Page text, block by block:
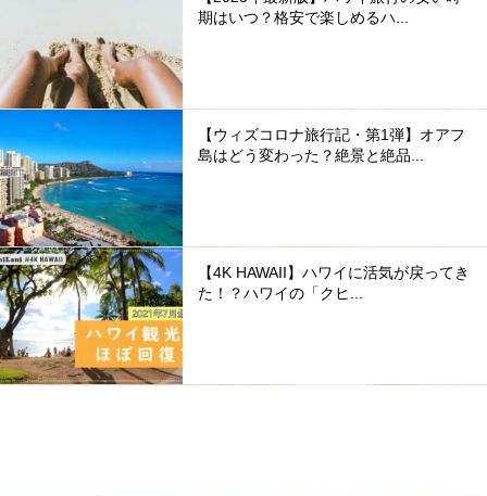
期はいつ？格安で楽しめるハ...
【ウィズコロナ旅行記・第1弾】オアフ
島はどう変わった？絶景と絶品...
【4K HAWAII】ハワイに活気が戻ってき
た！？ハワイの「クヒ...